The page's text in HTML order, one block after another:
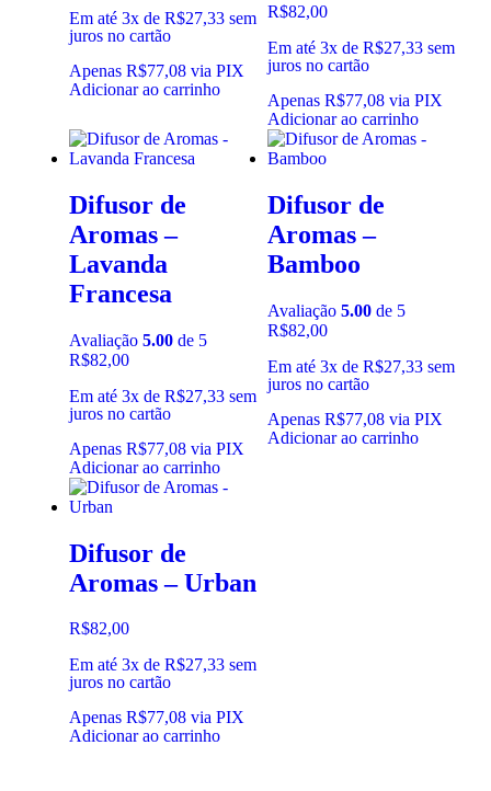
Em até 3x de R$27,33 sem
juros no cartão
Apenas R$77,08 via PIX
Adicionar ao carrinho
R$82,00
Em até 3x de R$27,33 sem
juros no cartão
Apenas R$77,08 via PIX
Adicionar ao carrinho
Difusor de
Aromas –
Lavanda
Francesa
Avaliação 5.00 de 5
R$82,00
Em até 3x de R$27,33 sem
juros no cartão
Apenas R$77,08 via PIX
Adicionar ao carrinho
Difusor de
Aromas –
Bamboo
Avaliação 5.00 de 5
R$82,00
Em até 3x de R$27,33 sem
juros no cartão
Apenas R$77,08 via PIX
Adicionar ao carrinho
Difusor de
Aromas – Urban
R$82,00
Em até 3x de R$27,33 sem
juros no cartão
Apenas R$77,08 via PIX
Adicionar ao carrinho